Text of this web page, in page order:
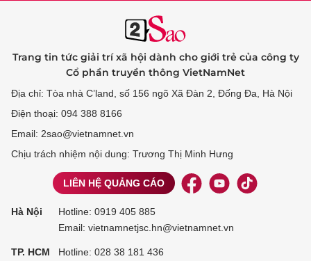
Trang tin tức giải trí xã hội dành cho giới trẻ của công ty
Cổ phần truyền thông VietNamNet
Địa chỉ: Tòa nhà C’land, số 156 ngõ Xã Đàn 2, Đống Đa, Hà Nội
Điện thoại: 094 388 8166
Email: 2sao@vietnamnet.vn
Chịu trách nhiệm nội dung: Trương Thị Minh Hưng
LIÊN HỆ QUẢNG CÁO
Hà Nội Hotline: 0919 405 885
Email: vietnamnetjsc.hn@vietnamnet.vn
TP. HCM Hotline: 028 38 181 436